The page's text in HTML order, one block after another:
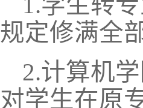
规定修满全
2.计算机
对学生在原